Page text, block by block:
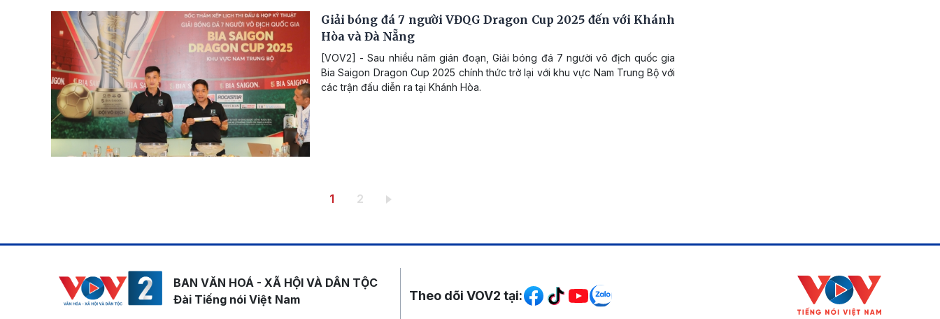
Giải bóng đá 7 người VĐQG Dragon Cup 2025 đến với Khánh
Hòa và Đà Nẵng
[VOV2] - Sau nhiều năm gián đoạn, Giải bóng đá 7 người vô địch quốc gia
Bia Saigon Dragon Cup 2025 chính thức trở lại với khu vực Nam Trung Bộ với
các trận đấu diễn ra tại Khánh Hòa.
Trang hiện thời
1 Trang
2
BAN VĂN HOÁ - XÃ HỘI VÀ DÂN TỘC
Đài Tiếng nói Việt Nam
Mạng xã hội
Theo dõi VOV2 tại: